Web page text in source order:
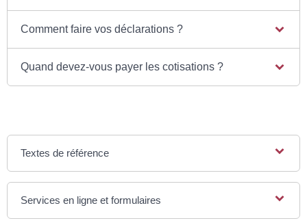
Comment faire vos déclarations ?
Quand devez-vous payer les cotisations ?
Textes de référence
Services en ligne et formulaires